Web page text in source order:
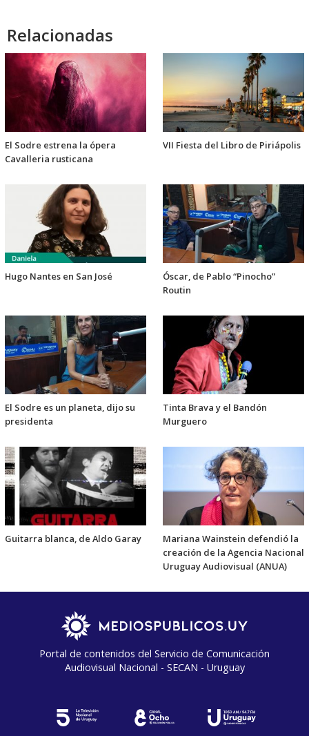
Relacionadas
El Sodre estrena la ópera
Cavalleria rusticana
VII Fiesta del Libro de Piriápolis
Hugo Nantes en San José
Óscar, de Pablo “Pinocho”
Routin
El Sodre es un planeta, dijo su
presidenta
Tinta Brava y el Bandón
Murguero
Guitarra blanca, de Aldo Garay
Mariana Wainstein defendió la
creación de la Agencia Nacional
Uruguay Audiovisual (ANUA)
Portal de contenidos del Servicio de Comunicación
Audiovisual Nacional - SECAN - Uruguay